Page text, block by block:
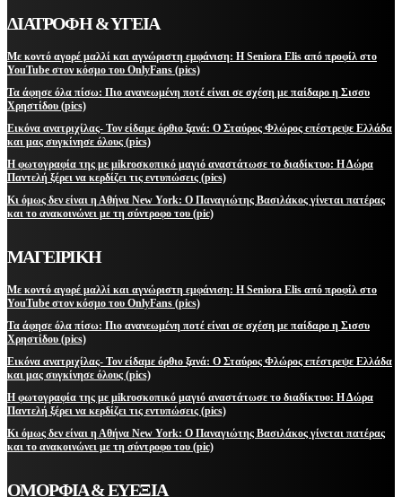
ΔΙΑΤΡΟΦΗ & ΥΓΕΙΑ
Με κοντό αγορέ μαλλί και αγνώριστη εμφάνιση: Η Seniora Elis από προφίλ στο
YouTube στον κόσμο του OnlyFans (pics)
Τα άφησε όλα πίσω: Πιο ανανεωμένη ποτέ είναι σε σχέση με παίδαρο η Σισσυ
Χρηστίδου (pics)
Εικόνα ανατριχίλας- Τον είδαμε όρθιο ξανά: Ο Σταύρος Φλώρος επέστρεψε Ελλάδα
και μας συγκίνησε όλους (pics)
Η φωτογραφία της με μikroσκοπικό μαγιό αναστάτωσε το διαδίκτυο: Η Δώρα
Παντελή ξέρει να κερδίζει τις εντυπώσεις (pics)
Κι όμως δεν είναι η Αθήνα New York: Ο Παναγιώτης Βασιλάκος γίνεται πατέρας
και το ανακοινώνει με τη σύντροφο του (pic)
ΜΑΓΕΙΡΙΚΗ
Με κοντό αγορέ μαλλί και αγνώριστη εμφάνιση: Η Seniora Elis από προφίλ στο
YouTube στον κόσμο του OnlyFans (pics)
Τα άφησε όλα πίσω: Πιο ανανεωμένη ποτέ είναι σε σχέση με παίδαρο η Σισσυ
Χρηστίδου (pics)
Εικόνα ανατριχίλας- Τον είδαμε όρθιο ξανά: Ο Σταύρος Φλώρος επέστρεψε Ελλάδα
και μας συγκίνησε όλους (pics)
Η φωτογραφία της με μikroσκοπικό μαγιό αναστάτωσε το διαδίκτυο: Η Δώρα
Παντελή ξέρει να κερδίζει τις εντυπώσεις (pics)
Κι όμως δεν είναι η Αθήνα New York: Ο Παναγιώτης Βασιλάκος γίνεται πατέρας
και το ανακοινώνει με τη σύντροφο του (pic)
ΟΜΟΡΦΙΑ & ΕΥΕΞΙΑ